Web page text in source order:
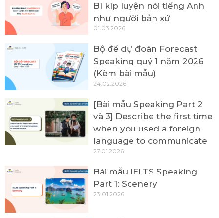
Bí kíp luyện nói tiếng Anh
như người bản xứ
01.03.2026
Bộ đề dự đoán Forecast
Speaking quý 1 năm 2026
(Kèm bài mẫu)
24.02.2026
[Bài mẫu Speaking Part 2
và 3] Describe the first time
when you used a foreign
language to communicate
27.01.2026
Bài mẫu IELTS Speaking
Part 1: Scenery
23.01.2026